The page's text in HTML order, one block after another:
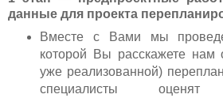
данные для проекта
Вместе с Вами мы
которой Вы расскажете нам
уже реализованной)
специалисты оценят